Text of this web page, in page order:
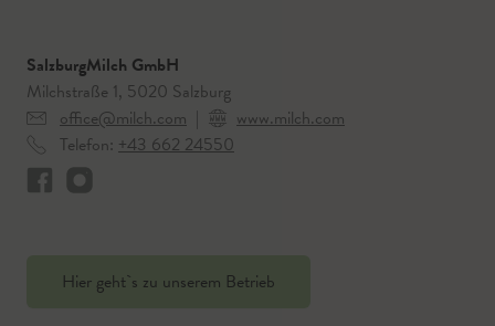
SalzburgMilch GmbH
Milchstraße 1, 5020 Salzburg
office@milch.com |
www.milch.com
Telefon: +43 662 24550
Hier geht`s zu unserem Betrieb